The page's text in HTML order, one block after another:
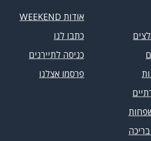
אודות WEEKEND
כתבו לנו
כניסה לתיירנים
פרסמו אצלנו